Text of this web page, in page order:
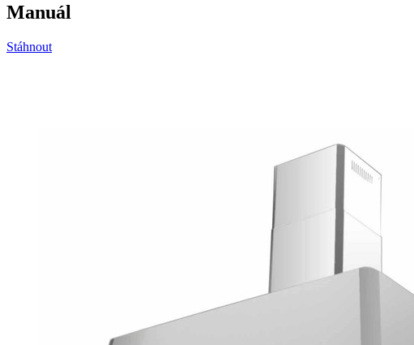
Manuál
Stáhnout